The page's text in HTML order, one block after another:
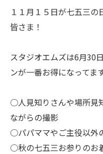
１１月１５日が七五三
皆さま！
スタジオエムズは6月30
ンが一番お得になってま
○人見知りさんや場所見
ながらの撮影
○パパママやご主役以外
○秋の七五三お参りのお